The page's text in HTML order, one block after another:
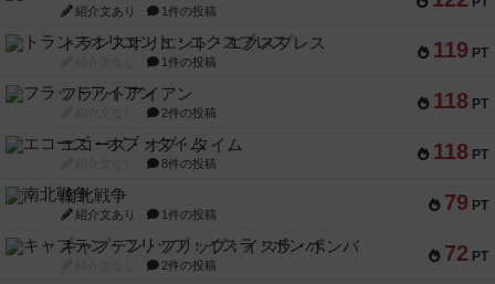
紹介文あり 1件の投稿
119 PT
トランスオリエント・エクスプレス
1件の投稿
118 PT
フラットアイアン
2件の投稿
118 PT
エコーズ・オブ・タイム
8件の投稿
79 PT
南北戦争
紹介文あり 1件の投稿
72 PT
キャプテン・フリップ：イスラ・ボンバ
2件の投稿